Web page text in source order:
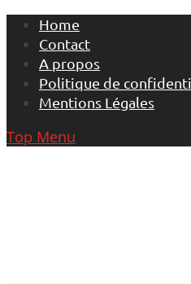
Skip
content
Home
Contact
A propos
Politique de
Mentions Légales
Top Menu